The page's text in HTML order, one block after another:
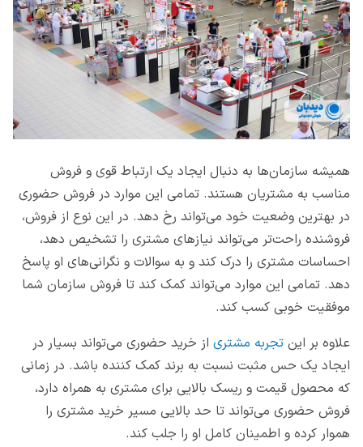
همیشه سازمان‌ها به دنبال ایجاد یک ارتباط قوی و فروش
مناسب به مشتریان هستند. تمامی این موارد در فروش حضوری
در بهترین وضعیت خود می‌تواند رخ دهد. در این نوع از فروش،
فروشنده راحت‌تر می‌تواند نیازهای مشتری را تشخیص دهد،
احساسات مشتری را درک کند و به سوالات و نگرانی‌های او پاسخ
دهد. تمامی این موارد می‌تواند کمک کند تا فروش سازمان شما
موفقیت خوبی کسب کند.
علاوه بر این تجربه مشتری از خرید حضوری می‌تواند بسیار در
ایجاد یک حس مثبت نسبت به برند کمک کننده باشد. در زمانی
که محصول قیمت و ریسک بالایی برای مشتری به همراه دارد،
فروش حضوری می‌تواند تا حد بالایی مسیر خرید مشتری را
هموار کرده و اطمینان کامل او را جلب کند.